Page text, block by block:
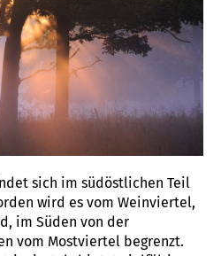
sich im südöstlichen Teil
wird es vom Weinviertel,
im Süden von der
vom Mostviertel begrenzt.